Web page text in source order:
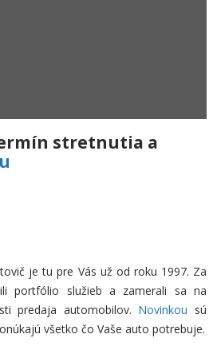
stretnutia a
je tu pre Vás už od roku 1997. Za
portfólio služieb a zamerali sa na
predaja automobilov. Novinkou sú
všetko čo Vaše auto potrebuje.